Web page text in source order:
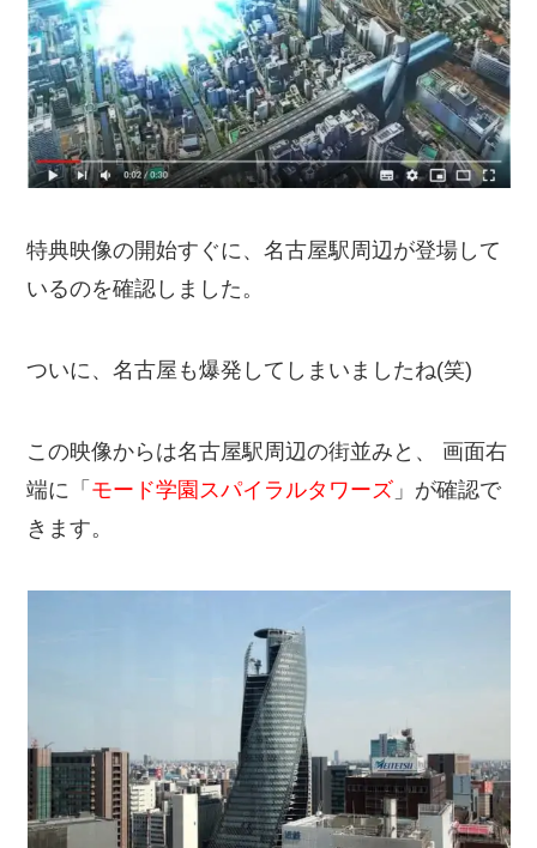
特典映像の開始すぐに、名古屋駅周辺が登場して
いるのを確認しました。
ついに、名古屋も爆発してしまいましたね(笑)
この映像からは名古屋駅周辺の街並みと、 画面右
端に「 モード学園スパイラルタワーズ 」が確認で
きます。